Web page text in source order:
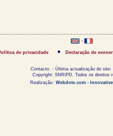
-
de privacidade Declaração de
Contacto: - Última actualização do site:
Copyright: SNRIPD. Todos os direitos
Realização: Webdote.com -